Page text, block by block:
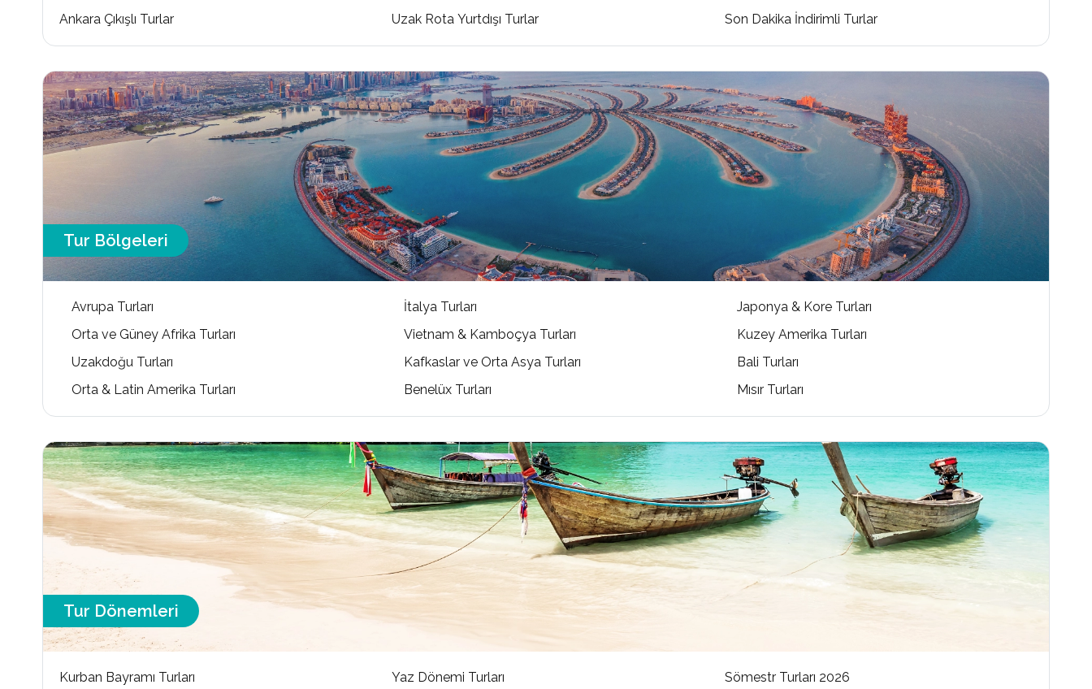
Ankara Çıkışlı Turlar
Uzak Rota Yurtdışı Turlar Son Dakika İndirimli Turlar
Tur Bölgeleri
Avrupa Turları İtalya Turları
Japonya & Kore Turları
Orta ve Güney Afrika Turları
Vietnam & Kamboçya Turları
Kuzey Amerika Turları
Uzakdoğu Turları
Kafkaslar ve Orta Asya Turları
Bali Turları
Orta & Latin Amerika Turları
Benelüx Turları Mısır Turları
Tur Dönemleri
Kurban Bayramı Turları Yaz Dönemi Turları
Sömestr Turları 2026